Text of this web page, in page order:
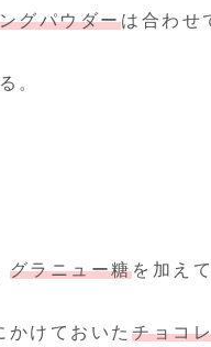
グパウダーは合わせ
。
グラニュー糖を加え
かけておいたチョコ